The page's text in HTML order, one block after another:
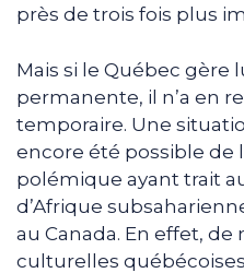
près de trois fois plus
Mais si le Québec
permanente, il n’a en
temporaire. Une
encore été possible de
polémique ayant trait
d’Afrique
au Canada. En effet,
culturelles